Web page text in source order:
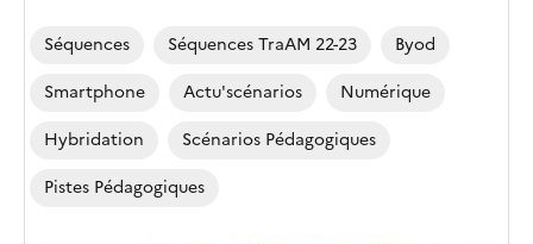
Séquences Séquences TraAM 22-23
Byod
Smartphone
Actu'scénarios
Numérique
Hybridation
Scénarios Pédagogiques
Pistes Pédagogiques